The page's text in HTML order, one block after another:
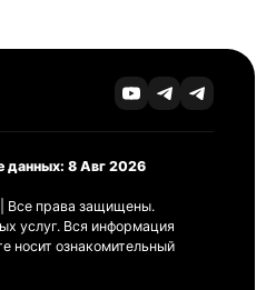
данных: 8 Авг 2026
Все права защищены.
услуг. Вся информация
носит ознакомительный